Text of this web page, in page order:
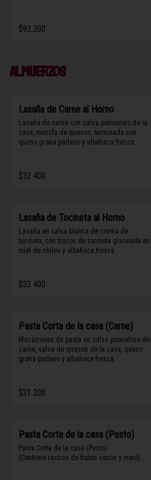
padano y albahaca fresca.
$92.200
Almuerzos
Lasaña de Carne al Horno
Lasaña de carne con salsa pomodoro de la
casa, mezcla de quesos, terminada con
queso grana padano y albahaca fresca.
$32.400
Lasaña de Tocineta al Horno
Lasaña en salsa blanca de crema de
tocineta, con trozos de tocineta glaseada en
miel de chiles y albahaca fresca.
$32.400
Pasta Corta de la casa (Carne)
Macarrones de pasta en salsa pomodoro de
carne, salsa de quesos de la casa, queso
grana padano y albahaca fresca.
$31.200
Pasta Corta de la casa (Pesto)
Pasta Corta de la casa (Pesto)
(Contiene rastros de frutos secos y maní).